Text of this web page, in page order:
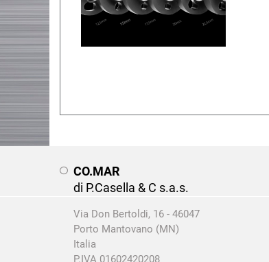
CO.MAR
di P.Casella & C s.a.s.
Via Don Bertoldi, 16 - 46047
Porto Mantovano (MN)
Italia
P.IVA 01602420208